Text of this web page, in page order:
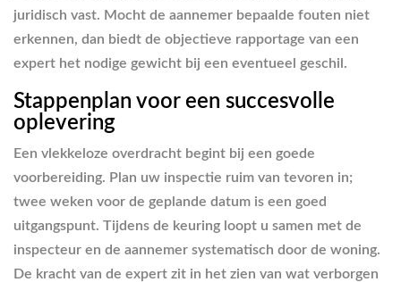
juridisch vast. Mocht de aannemer bepaalde fouten niet
erkennen, dan biedt de objectieve rapportage van een
expert het nodige gewicht bij een eventueel geschil.
Stappenplan voor een succesvolle
oplevering
Een vlekkeloze overdracht begint bij een goede
voorbereiding. Plan uw inspectie ruim van tevoren in;
twee weken voor de geplande datum is een goed
uitgangspunt. Tijdens de keuring loopt u samen met de
inspecteur en de aannemer systematisch door de woning.
De kracht van de expert zit in het zien van wat verborgen